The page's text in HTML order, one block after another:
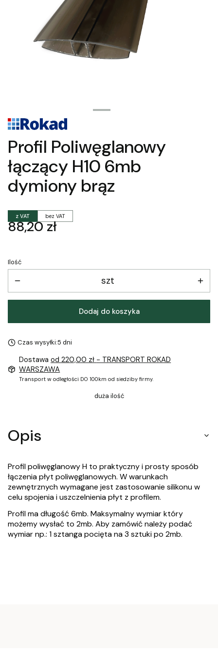
Profil Poliwęglanowy
łączący H10 6mb
dymiony brąz
z VAT bez VAT
Cena
88,20 zł
Ilość
szt
Dodaj do koszyka
Czas wysyłki:5 dni
Dostawaod 220,00 zł - TRANSPORT ROKAD
WARSZAWA
Transport w odległości DO 100km od siedziby firmy.
duża ilość
Opis
Profil poliwęglanowy H to praktyczny i prosty sposób
łączenia płyt poliwęglanowych. W warunkach
zewnętrznych wymagane jest zastosowanie silikonu w
celu spojenia i uszczelnienia płyt z profilem.
Profil ma długość 6mb. Maksymalny wymiar który
możemy wysłać to 2mb. Aby zamówić należy podać
wymiar np.: 1 sztanga pocięta na 3 sztuki po 2mb.